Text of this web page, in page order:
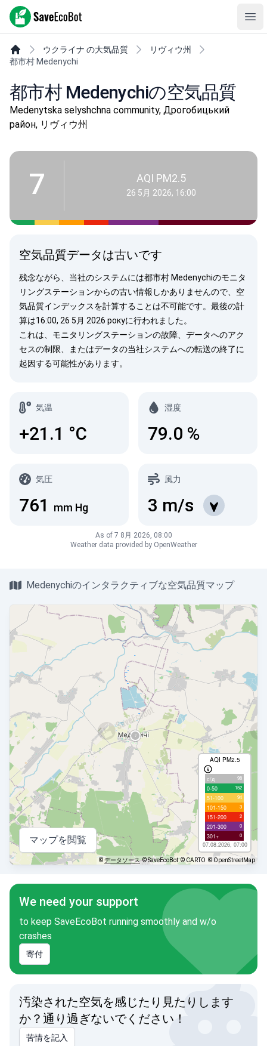
SaveEcoBot
ウクライナ の大気品質
リヴィウ州
都市村 Medenychi
都市村 Medenychiの空気品質
Medenytska selyshchna community, Дрогобицький
район, リヴィウ州
7 AQI PM2.5
26 5月 2026, 16:00
空気品質データは古いです
残念ながら、当社のシステムには都市村 Medenychiのモニタ
リングステーションからの古い情報しかありませんので、空
気品質インデックスを計算することは不可能です。最後の計
算は16:00, 26 5月 2026 рокуに行われました。
これは、モニタリングステーションの故障、データへのアク
セスの制限、またはデータの当社システムへの転送の終了に
起因する可能性があります。
気温
+21.1 °C
湿度
79.0 %
気圧
761 mm Hg
風力
3 m/s
As of 7 8月 2026, 08:00
Weather data provided by OpenWeather
Medenychiのインタラクティブな空気品質マップ
AQI PM2.5
с/д 98
0-50 152
51-100 94
101-150 3
151-200 2
201-300 0
301+ 0
07.08.2026, 07:00
マップを閲覧
©データソース © SaveEcoBot © CARTO © OpenStreetMap
We need your support
to keep SaveEcoBot running smoothly and w/o
crashes
寄付
汚染された空気を感じたり見たりします
か？通り過ぎないでください！
苦情を記入